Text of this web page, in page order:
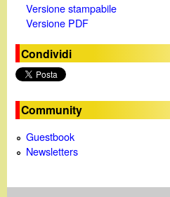
e
Versione stampabile
Versione PDF
Condividi
Community
Guestbook
Newsletters